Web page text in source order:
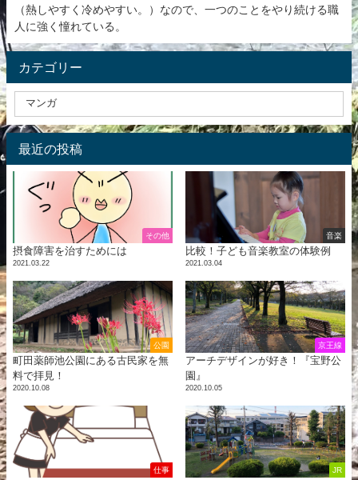
（熱しやすく冷めやすい。）なので、一つのことをやり続ける職
人に強く憧れている。
カテゴリー
最近の投稿
その他
摂食障害を治すためには
2021.03.22
音楽
比較！子ども音楽教室の体験例
2021.03.04
公園
町田薬師池公園にある古民家を無
料で拝見！
2020.10.08
京王線
アーチデザインが好き！『宝野公
園』
2020.10.05
仕事 JR